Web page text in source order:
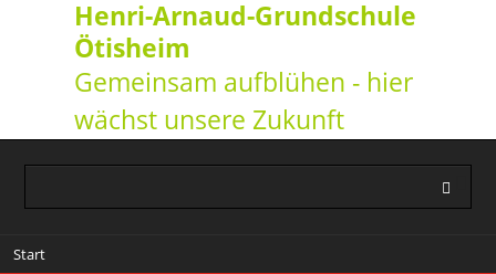
Henri-Arnaud-Grundschule
Ötisheim
Gemeinsam aufblühen - hier
wächst unsere Zukunft
überspringen
Start